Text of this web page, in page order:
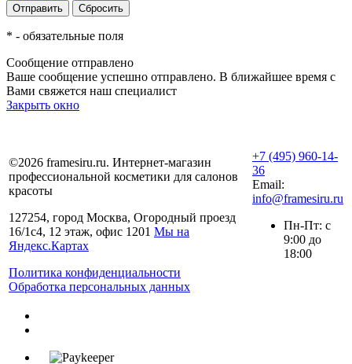
* - обязательные поля
Сообщение отправлено
Ваше сообщение успешно отправлено. В ближайшее время с
Вами свяжется наш специалист
Закрыть окно
©2026 framesiru.ru. Интернет-магазин
профессиональной косметики для салонов
красоты
127254, город Москва, Огородный проезд
16/1с4, 12 этаж, офис 1201 Мы на
Яндекс.Картах
Политика конфиденциальности
Обработка персональных данных
+7 (495) 960-14-
36
Email:
info@framesiru.ru
Пн-Пт: с
9:00 до
18:00